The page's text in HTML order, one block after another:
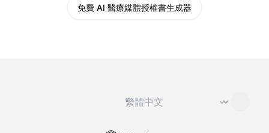
免費 AI 醫療媒體授權書生成器
切換語言 ⌄